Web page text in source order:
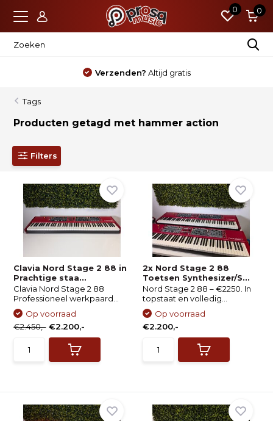
0 0
Verzenden? Altijd gratis
Tags
Producten getagd met hammer action
Filters
Clavia Nord Stage 2 88 in
Prachtige staa...
Clavia Nord Stage 2 88
Professioneel werkpaard...
Op voorraad
€2.450,- €2.200,-
2x Nord Stage 2 88
Toetsen Synthesizer/S...
Nord Stage 2 88 – €2250. In
topstaat en volledig...
Op voorraad
€2.200,-